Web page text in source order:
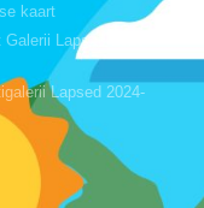
kaart
Galerii Lapsed 2023-
Lapsed 2024-